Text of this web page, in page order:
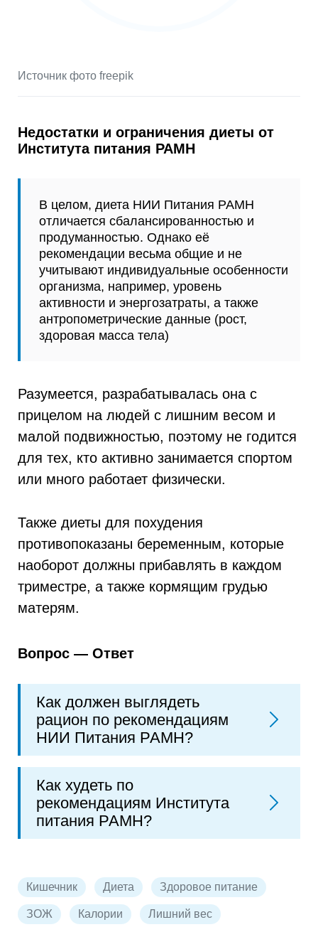
Источник фото freepik
Недостатки и ограничения диеты от
Института питания РАМН
В целом, диета НИИ Питания РАМН
отличается сбалансированностью и
продуманностью. Однако её
рекомендации весьма общие и не
учитывают индивидуальные особенности
организма, например, уровень
активности и энергозатраты, а также
антропометрические данные (рост,
здоровая масса тела)
Разумеется, разрабатывалась она с
прицелом на людей с лишним весом и
малой подвижностью, поэтому не годится
для тех, кто активно занимается спортом
или много работает физически.
Также диеты для похудения
противопоказаны беременным, которые
наоборот должны прибавлять в каждом
триместре, а также кормящим грудью
матерям.
Вопрос — Ответ
Как должен выглядеть
рацион по рекомендациям
НИИ Питания РАМН?
Как худеть по
рекомендациям Института
питания РАМН?
Кишечник Диета Здоровое питание
ЗОЖ Калории Лишний вес